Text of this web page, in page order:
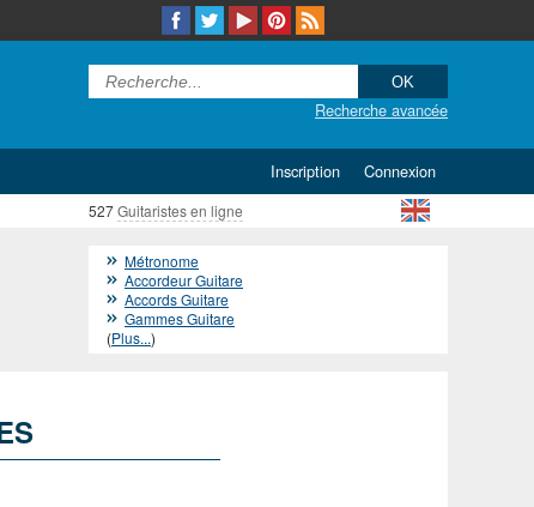
Recherche avancée
Connexion
Inscription
527Guitaristes en ligne
Métronome
Accordeur Guitare
Accords Guitare
Gammes Guitare
(Plus...)